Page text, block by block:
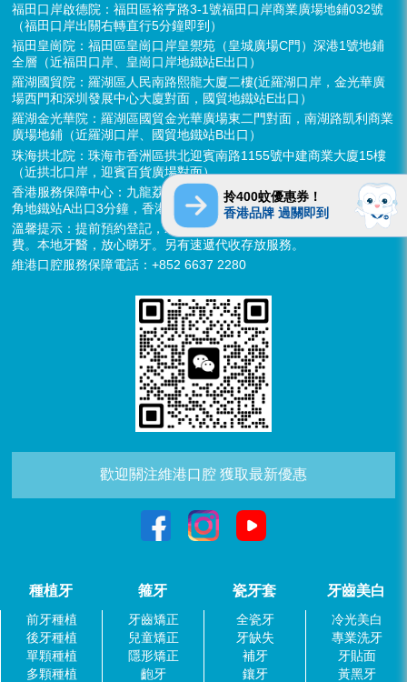
福田口岸啟德院：福田區裕亨路3-1號福田口岸商業廣場地鋪032號
（福田口岸出關右轉直行5分鐘即到）
福田皇崗院：福田區皇崗口岸皇禦苑（皇城廣場C門）深港1號地鋪
全層（近福田口岸、皇崗口岸地鐵站E出口）
羅湖國貿院：羅湖區人民南路熙龍大廈二樓(近羅湖口岸，金光華廣
場西門和深圳發展中心大廈對面，國貿地鐵站E出口）
羅湖金光華院：羅湖區國貿金光華廣場東二門對面，南湖路凱利商業
廣場地鋪（近羅湖口岸、國貿地鐵站B出口）
珠海拱北院：珠海市香洲區拱北迎賓南路1155號中建商業大廈15樓
（近拱北口岸，迎賓百貨廣場對面）
香港服務保障中心：九龍荔枝角長裕街11號定豐中心1306室（荔枝
角地鐵站A出口3分鐘，香港辦公室暫不應診，提供網絡諮詢）
溫馨提示：提前預約登記，X-ray、CT院內檢查免費，3D數字掃描免
費。本地牙醫，放心睇牙。另有速遞代收存放服務。
維港口腔服務保障電話：+852 6637 2280
歡迎關注維港口腔 獲取最新優惠
種植牙
前牙種植
後牙種植
單顆種植
多顆種植
箍牙
牙齒矯正
兒童矯正
隱形矯正
齙牙
瓷牙套
全瓷牙
牙缺失
補牙
鑲牙
牙齒美白
冷光美白
專業洗牙
牙貼面
黃黑牙
拎400蚊優惠券！
香港品牌 過關即到